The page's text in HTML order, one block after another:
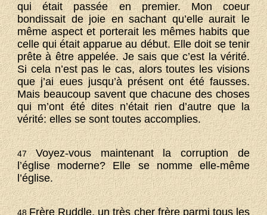
qui était passée en premier. Mon coeur
bondissait de joie en sachant qu’elle aurait le
même aspect et porterait les mêmes habits que
celle qui était apparue au début. Elle doit se tenir
prête à être appelée. Je sais que c’est la vérité.
Si cela n’est pas le cas, alors toutes les visions
que j’ai eues jusqu’à présent ont été fausses.
Mais beaucoup savent que chacune des choses
qui m’ont été dites n’était rien d’autre que la
vérité: elles se sont toutes accomplies.
47Voyez-vous maintenant la corruption de
l’église moderne? Elle se nomme elle-même
l’église.
48Frère Ruddle, un très cher frère parmi tous les